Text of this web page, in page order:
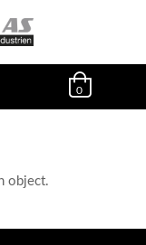
0
object.